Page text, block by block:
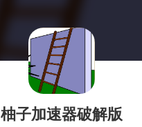
柚子加速器破解版